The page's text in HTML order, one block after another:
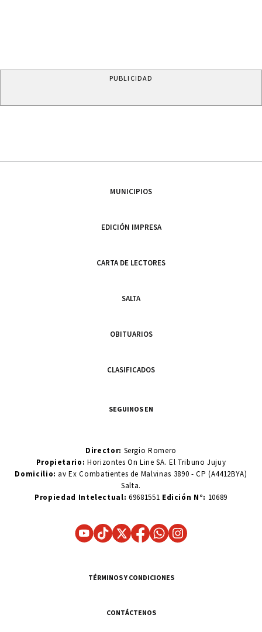
PUBLICIDAD
MUNICIPIOS
EDICIÓN IMPRESA
CARTA DE LECTORES
SALTA
OBITUARIOS
CLASIFICADOS
SEGUINOS EN
Director: Sergio Romero
Propietario:Horizontes On Line SA. El Tribuno Jujuy
Domicilio: av Ex Combatientes de Malvinas 3890 - CP (A4412BYA)
Salta.
Propiedad Intelectual: 69681551 Edición N°: 10689
TÉRMINOS Y CONDICIONES
CONTÁCTENOS